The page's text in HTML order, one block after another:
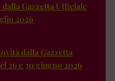
Gazzetta Ufficiale
2026
dalla Gazzetta
26 e 30 giugno 2026